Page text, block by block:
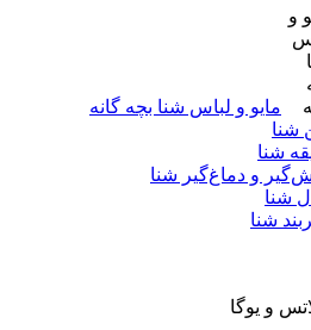
مایو و لباس شنا بچه گانه
شنا
شنا
و دماغ‌گیر شنا
شنا
شنا
و یوگا